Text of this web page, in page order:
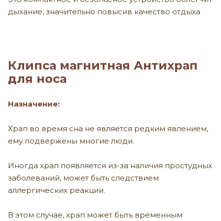
дыхание, значительно повысив качество отдыха
Клипса магнитная Антихрап
для носа
Назначение:
Храп во время сна не является редким явлением,
ему подвержены многие люди.
Иногда храп появляется из-за наличия простудных
заболеваний, может быть следствием
аллергических реакции.
В этом случае, храп может быть временным